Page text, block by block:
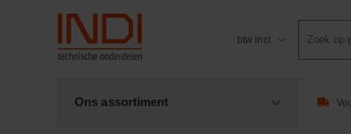
btw incl.
zoeken
Ons assortiment